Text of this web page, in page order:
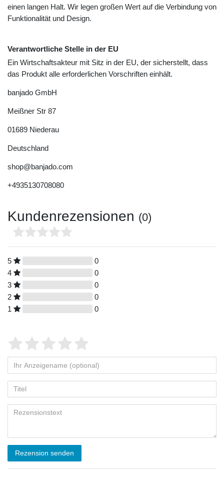
einen langen Halt. Wir legen großen Wert auf die Verbindung von
Funktionalität und Design.
Verantwortliche Stelle in der EU
Ein Wirtschaftsakteur mit Sitz in der EU, der sicherstellt, dass
das Produkt alle erforderlichen Vorschriften einhält.
banjado GmbH
Meißner Str 87
01689 Niederau
Deutschland
shop@banjado.com
+4935130708080
Kundenrezensionen (0)
5
0
4
0
3
0
2
0
1
0
Rezension senden